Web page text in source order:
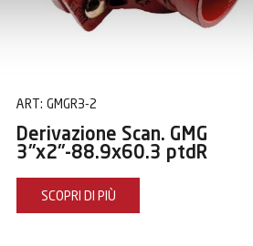
ART: GMGR3-2
Derivazione Scan. GMG
3"x2"-88.9x60.3 ptdR
SCOPRI DI PIÙ